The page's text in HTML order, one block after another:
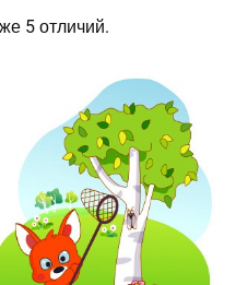
5 отличий.